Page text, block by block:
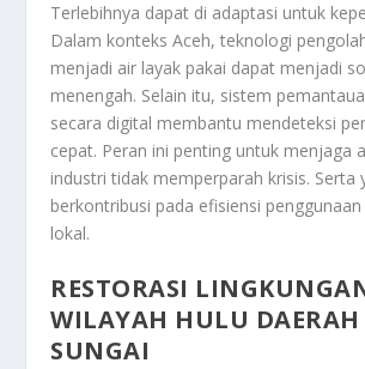
Terlebihnya dapat di adaptasi untuk
Dalam konteks Aceh, teknologi
menjadi air layak pakai dapat menjadi
menengah. Selain itu, sistem
secara digital membantu mendeteksi
cepat. Peran ini penting untuk menjaga
industri tidak memperparah krisis. Serta
berkontribusi pada efisiensi
lokal.
RESTORASI
WILAYAH HULU
SUNGAI